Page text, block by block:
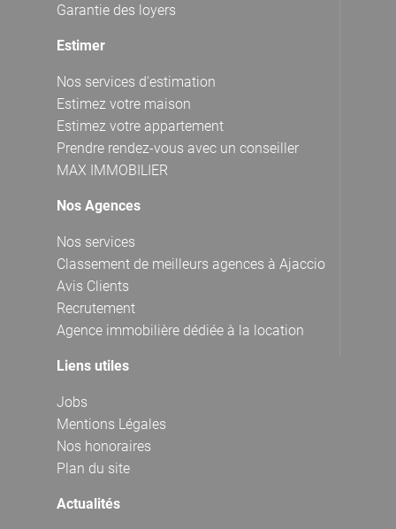
Garantie des loyers
Estimer
Nos services d'estimation
Estimez votre maison
Estimez votre appartement
Prendre rendez-vous avec un conseiller
MAX IMMOBILIER
Nos Agences
Nos services
Classement de meilleurs agences à Ajaccio
Avis Clients
Recrutement
Agence immobilière dédiée à la location
Liens utiles
Jobs
Mentions Légales
Nos honoraires
Plan du site
Actualités